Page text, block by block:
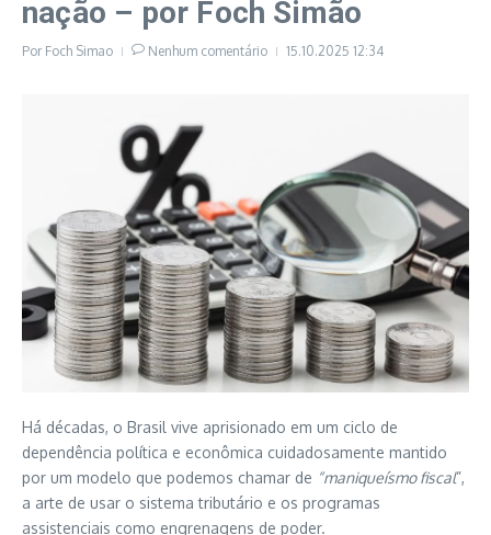
nação – por Foch Simão
Por Foch Simao Nenhum comentário 15.10.2025 12:34
Há décadas, o Brasil vive aprisionado em um ciclo de
dependência política e econômica cuidadosamente mantido
por um modelo que podemos chamar de “maniqueísmo fiscal”,
a arte de usar o sistema tributário e os programas
assistenciais como engrenagens de poder.